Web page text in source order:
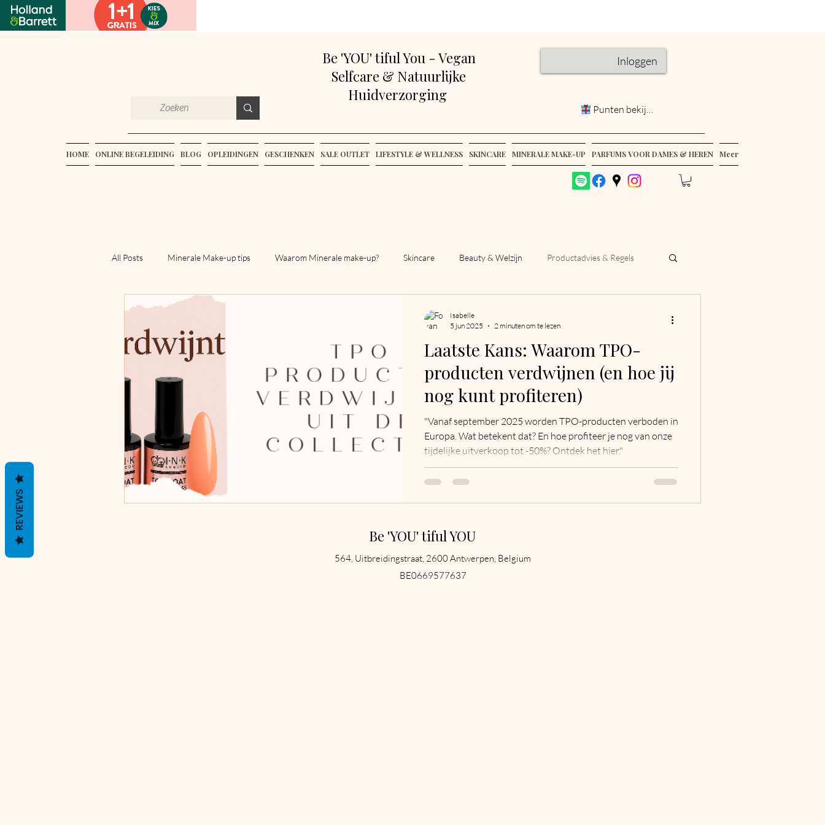
Be 'YOU' tiful You - Vegan
Selfcare & Natuurlijke
Huidverzorging
Inloggen
Punten bekijken
HOME ONLINE BEGELEIDING BLOG OPLEIDINGEN GESCHENKEN SALE OUTLET LIFESTYLE & WELLNESS SKINCARE MINERALE MAKE-UP PARFUMS VOOR DAMES & HEREN Meer
All Posts Minerale Make-up tips Waarom Minerale make-up? Skincare Beauty & Welzijn Productadvies & Regels
Zelfzorg en inspiratie
Laatste Kans: Waarom TPO-
producten verdwijnen (en hoe jij
nog kunt profiteren)
"Vanaf september 2025 worden TPO-producten verboden in
Europa. Wat betekent dat? En hoe profiteer je nog van onze
tijdelijke uitverkoop tot -50%? Ontdek het hier."
Isabelle
5 jun 2025
2 minuten om te lezen
Be 'YOU' tiful YOU
564, Uitbreidingstraat, 2600 Antwerpen, Belgium
BE0669577637
REVIEWS